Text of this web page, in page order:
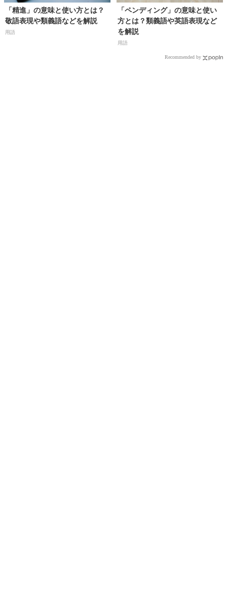
「精進」の意味と使い方とは？
敬語表現や類義語などを解説
用語
「ペンディング」の意味と使い
方とは？類義語や英語表現など
を解説
用語
Recommended by